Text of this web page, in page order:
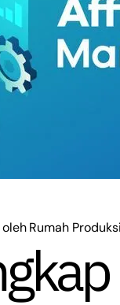
olehRumah